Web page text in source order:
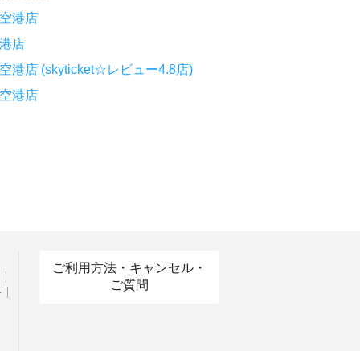
港店
店
港店 (skyticket☆レビュー4.8店)
港店